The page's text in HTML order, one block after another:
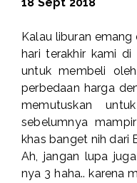
18 Sept 2018
Kalau liburan
hari terakhir kami
untuk membeli
perbedaan harga
memutuskan
sebelumnya
khas banget nih dari
Ah, jangan lupa
nya 3 haha.. karena